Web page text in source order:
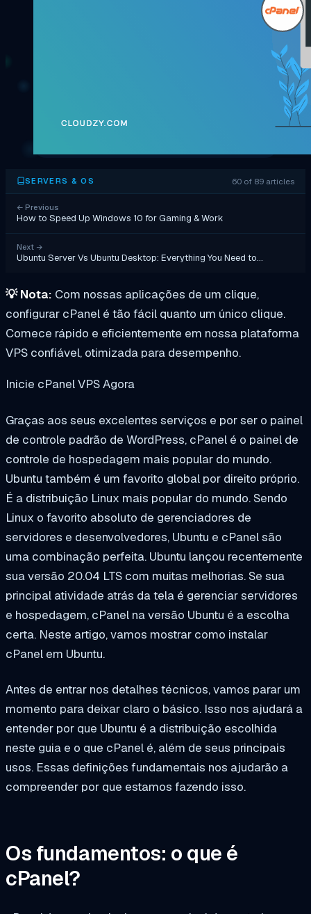
SERVERS & OS 60 of 89 articles
← Previous
How to Speed Up Windows 10 for Gaming & Work
Next →
Ubuntu Server Vs Ubuntu Desktop: Everything You Need to…
💡Nota: Com nossas aplicações de um clique,
configurar cPanel é tão fácil quanto um único clique.
Comece rápido e eficientemente em nossa plataforma
VPS confiável, otimizada para desempenho.
Inicie cPanel VPS Agora
Graças aos seus excelentes serviços e por ser o painel
de controle padrão de WordPress, cPanel é o painel de
controle de hospedagem mais popular do mundo.
Ubuntu também é um favorito global por direito próprio.
É a distribuição Linux mais popular do mundo. Sendo
Linux o favorito absoluto de gerenciadores de
servidores e desenvolvedores, Ubuntu e cPanel são
uma combinação perfeita. Ubuntu lançou recentemente
sua versão 20.04 LTS com muitas melhorias. Se sua
principal atividade atrás da tela é gerenciar servidores
e hospedagem, cPanel na versão Ubuntu é a escolha
certa. Neste artigo, vamos mostrar como instalar
cPanel em Ubuntu.
Antes de entrar nos detalhes técnicos, vamos parar um
momento para deixar claro o básico. Isso nos ajudará a
entender por que Ubuntu é a distribuição escolhida
neste guia e o que cPanel é, além de seus principais
usos. Essas definições fundamentais nos ajudarão a
compreender por que estamos fazendo isso.
Os fundamentos: o que é
cPanel?